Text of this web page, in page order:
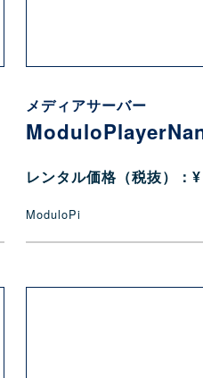
メディアサーバー
レンタル価格（税抜）：
ModuloPi